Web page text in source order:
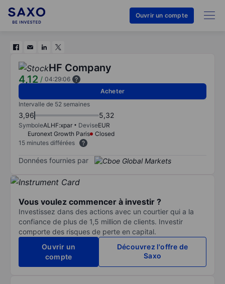
Ouvrir un compte
HF Company
4,12 / 04:29:06
Acheter
Intervalle de 52 semaines
3,96 5,32
SymboleALHF:xpar DeviseEUR
Euronext Growth Paris
Closed
15 minutes différées
Données fournies par
Vous voulez commencer à investir ?
Investissez dans des actions avec un courtier qui a la
confiance de plus de 1,5 million de clients. Investir
comporte des risques de perte en capital.
Ouvrir un
compte
Découvrez l'offre de
Saxo